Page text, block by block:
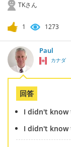
TKさん
1 1273
Paul
カナダ
回答
I didn't know
I didn't know